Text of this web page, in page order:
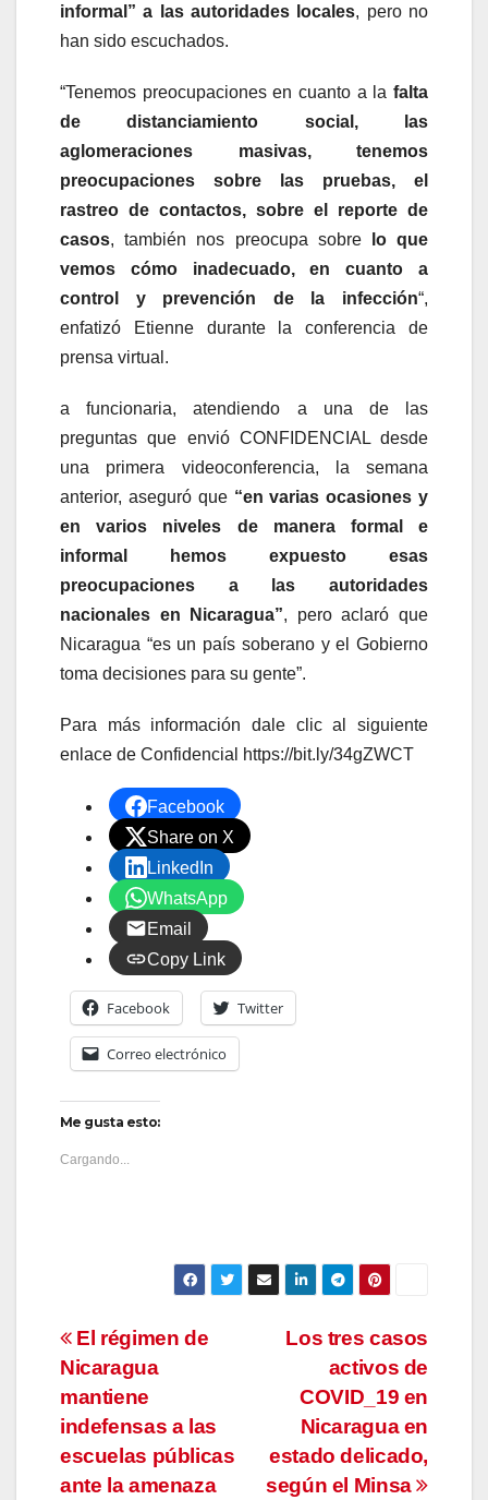
informal” a las autoridades locales, pero no
han sido escuchados.
“Tenemos preocupaciones en cuanto a la falta
de distanciamiento social, las
aglomeraciones masivas, tenemos
preocupaciones sobre las pruebas, el
rastreo de contactos, sobre el reporte de
casos, también nos preocupa sobre
lo que
vemos cómo inadecuado, en cuanto a
control y prevención de la infección“,
enfatizó Etienne durante la conferencia de
prensa virtual.
a funcionaria, atendiendo a una de las
preguntas que envió CONFIDENCIAL desde
una primera videoconferencia, la semana
anterior, aseguró que “en varias ocasiones y
en varios niveles de manera formal e
informal hemos expuesto esas
preocupaciones a las autoridades
nacionales en Nicaragua”, pero aclaró que
Nicaragua “es un país soberano y el Gobierno
toma decisiones para su gente”.
Para más información dale clic al siguiente
enlace de Confidencial https://bit.ly/34gZWCT
Facebook
Share on X
LinkedIn
WhatsApp
Email
Copy Link
Facebook Twitter
Correo electrónico
Me gusta esto:
Cargando...
Navegación
de
entradas
Los tres casos
activos de
COVID_19 en
Nicaragua en
estado delicado,
según el Minsa
El régimen de
Nicaragua
mantiene
indefensas a las
escuelas públicas
ante la amenaza